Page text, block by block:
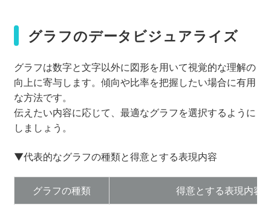
グラフのデータビジュアライズ
グラフは数字と文字以外に図形を用いて視覚的な理解の
向上に寄与します。傾向や比率を把握したい場合に有用
な方法です。
伝えたい内容に応じて、最適なグラフを選択するように
しましょう。
▼代表的なグラフの種類と得意とする表現内容
グラフの種類 得意とする表現内容